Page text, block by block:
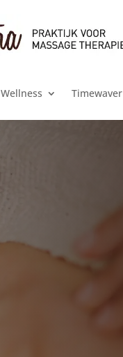
Wellness Timewaver